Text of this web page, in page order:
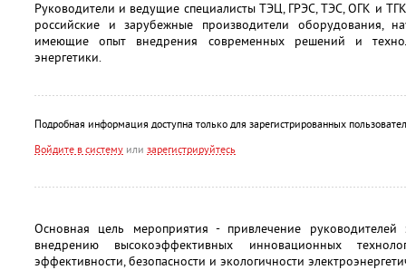
Руководители и ведущие специалисты ТЭЦ, ГРЭС, ТЭС, ОГК и
российские и зарубежные производители оборудования,
имеющие опыт внедрения современных решений и
энергетики.
Подробная информация доступна только для зарегистрированных
Войдите в систему или зарегистрируйтесь
Основная цель мероприятия - привлечение
внедрению высокоэффективных инновационных
эффективности, безопасности и экологичности